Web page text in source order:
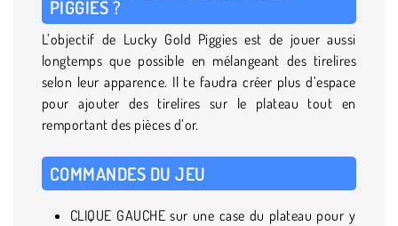
PIGGIES ?
L’objectif de Lucky Gold Piggies est de jouer aussi
longtemps que possible en mélangeant des tirelires
selon leur apparence. Il te faudra créer plus d’espace
pour ajouter des tirelires sur le plateau tout en
remportant des pièces d’or.
COMMANDES DU JEU
CLIQUE GAUCHE sur une case du plateau pour y